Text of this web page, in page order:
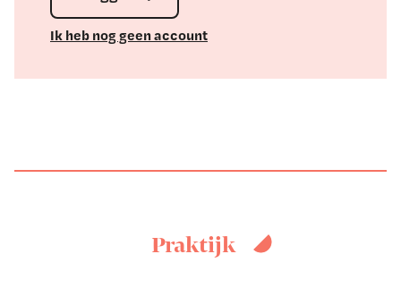
Ik heb nog geen account
Praktijk